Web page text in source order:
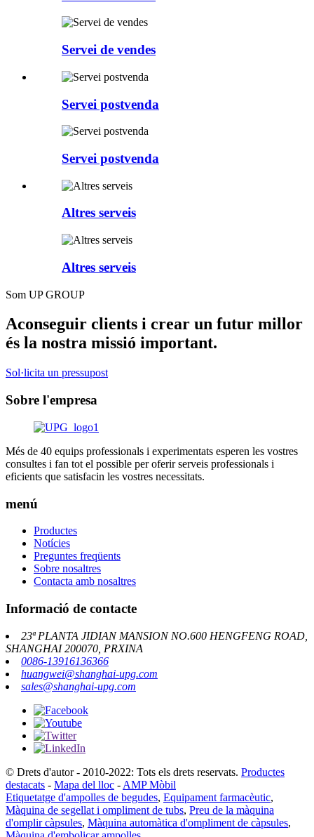
Servei de vendes
Servei postvenda
Servei postvenda
Altres serveis
Altres serveis
Som UP GROUP
Aconseguir clients i crear un futur millor
és la nostra missió important.
Sol·licita un pressupost
Sobre l'empresa
Més de 40 equips professionals i experimentats esperen les vostres
consultes i fan tot el possible per oferir serveis professionals i
eficients que satisfacin les vostres necessitats.
menú
Productes
Notícies
Preguntes freqüents
Sobre nosaltres
Contacta amb nosaltres
Informació de contacte
23ª PLANTA JIDIAN MANSION NO.600 HENGFENG ROAD,
SHANGHAI 200070, PRXINA
0086-13916136366
huangwei@shanghai-upg.com
sales@shanghai-upg.com
© Drets d'autor - 2010-2022: Tots els drets reservats. Productes
destacats - Mapa del lloc - AMP Mòbil
Etiquetatge d'ampolles de begudes, Equipament farmacèutic,
Màquina de segellat i ompliment de tubs, Preu de la màquina
d'omplir càpsules, Màquina automàtica d'ompliment de càpsules,